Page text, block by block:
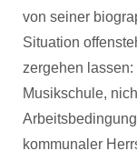
von seiner
Situation
zergehen
Musikschule,
kommunaler